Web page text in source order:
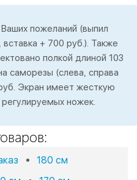
пожеланий (выпил
+ 700 руб.). Также
полкой длиной 103
саморезы (слева, справа
Экран имеет жесткую
регулируемых ножек.
180 см